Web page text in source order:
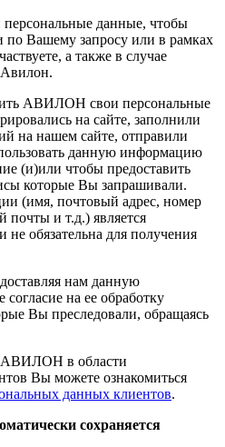
данные, чтобы
по Вашему запросу или в рамках
а также в случае
АВИЛОН свои персональные
на сайте, заполнили
на нашем сайте, отправили
данную информацию
(и)или чтобы предоставить
которые Вы запрашивали.
(имя, почтовый адрес, номер
почты и т.д.) является
обязательна для получения
нам данную
на ее обработку
Вы преследовали, обращаясь
АВИЛОН в области
Вы можете ознакомиться
данных клиентов.
сохраняется